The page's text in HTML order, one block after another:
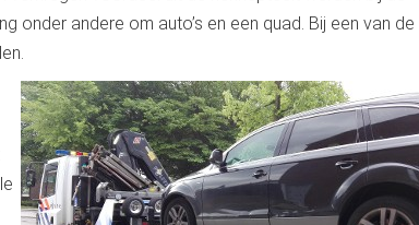
onder andere om auto’s en een quad. Bij een van de